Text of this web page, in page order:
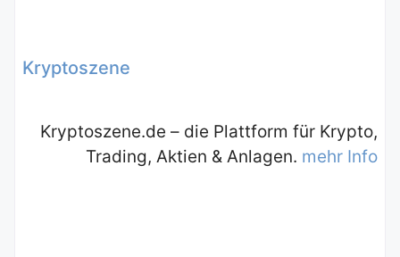
Kryptoszene
Kryptoszene.de – die Plattform für Krypto,
Trading, Aktien & Anlagen. mehr Info